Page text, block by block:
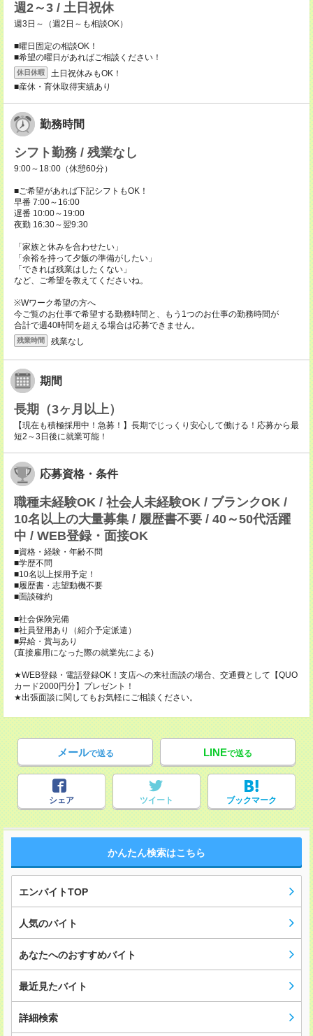
週2～3 / 土日祝休
週3日～（週2日～も相談OK）
■曜日固定の相談OK！
■希望の曜日があればご相談ください！
休日休暇
土日祝休みもOK！
■産休・育休取得実績あり
勤務時間
シフト勤務 / 残業なし
9:00～18:00（休憩60分）
■ご希望があれば下記シフトもOK！
早番 7:00～16:00
遅番 10:00～19:00
夜勤 16:30～翌9:30
「家族と休みを合わせたい」
「余裕を持って夕飯の準備がしたい」
「できれば残業はしたくない」
など、ご希望を教えてくださいね。
※Wワーク希望の方へ
今ご覧のお仕事で希望する勤務時間と、もう1つのお仕事の勤務時間が
合計で週40時間を超える場合は応募できません。
残業時間 残業なし
期間
長期（3ヶ月以上）
【現在も積極採用中！急募！】長期でじっくり安心して働ける！応募から最
短2～3日後に就業可能！
応募資格・条件
職種未経験OK / 社会人未経験OK / ブランクOK /
10名以上の大量募集 / 履歴書不要 / 40～50代活躍
中 / WEB登録・面接OK
■資格・経験・年齢不問
■学歴不問
■10名以上採用予定！
■履歴書・志望動機不要
■面談確約
■社会保険完備
■社員登用あり（紹介予定派遣）
■昇給・賞与あり
(直接雇用になった際の就業先による)
★WEB登録・電話登録OK！支店への来社面談の場合、交通費として【QUO
カード2000円分】プレゼント！
★出張面談に関してもお気軽にご相談ください。
メールで送る LINEで送る
シェア ツイート ブックマーク
かんたん検索はこちら
エンバイトTOP
人気のバイト
あなたへのおすすめバイト
最近見たバイト
詳細検索